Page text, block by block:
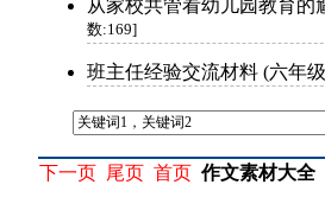
从家校共管看幼儿园教育的
数:169]
班主任经验交流材料 (六年
下一页 尾页 首页 作文素材大全